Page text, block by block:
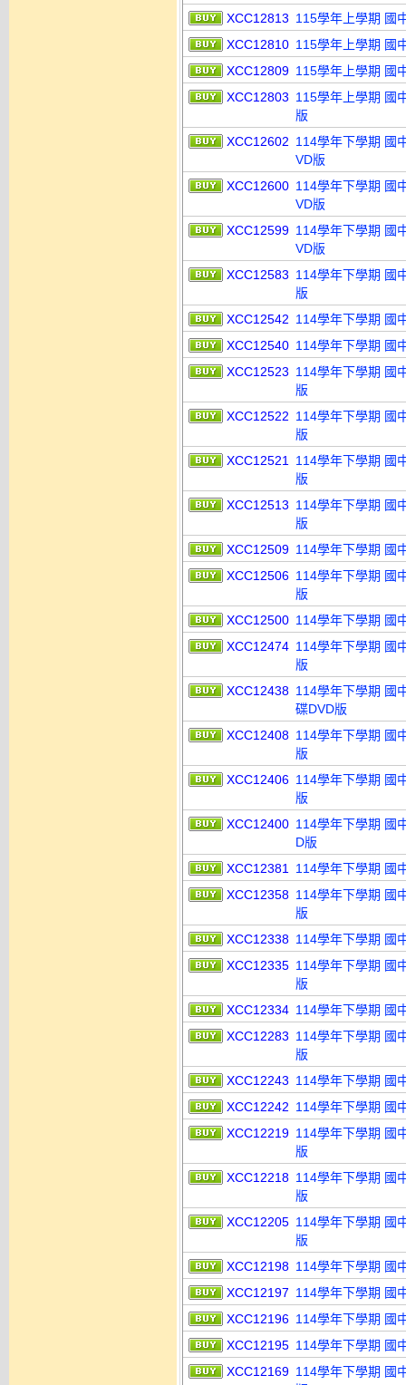
XCC12813 115學年上學期 國
XCC12810 115學年上學期 國
XCC12809 115學年上學期 國
XCC12803 115學年上學期 國
版
XCC12602 114學年下學期 國
VD版
XCC12600 114學年下學期 國
VD版
XCC12599 114學年下學期 國
VD版
XCC12583 114學年下學期 國
版
XCC12542 114學年下學期 國
XCC12540 114學年下學期 國
XCC12523 114學年下學期 國
版
XCC12522 114學年下學期 國
版
XCC12521
114學年下學期 國
版
XCC12513 114學年下學期 國
版
XCC12509 114學年下學期 國
XCC12506 114學年下學期 國
版
XCC12500 114學年下學期 國
XCC12474 114學年下學期 國
版
XCC12438 114學年下學期 國
碟DVD版
XCC12408 114學年下學期 國
版
XCC12406 114學年下學期 國
版
XCC12400 114學年下學期 國
D版
XCC12381
114學年下學期 國
XCC12358 114學年下學期 國
版
XCC12338 114學年下學期 國
XCC12335 114學年下學期 國
版
XCC12334 114學年下學期 國
XCC12283 114學年下學期 國
版
XCC12243 114學年下學期 國
XCC12242 114學年下學期 國
XCC12219 114學年下學期 國
版
XCC12218 114學年下學期 國
版
XCC12205 114學年下學期 國
版
XCC12198 114學年下學期 國
XCC12197 114學年下學期 國
XCC12196 114學年下學期 國
XCC12195 114學年下學期 國
XCC12169 114學年下學期 國